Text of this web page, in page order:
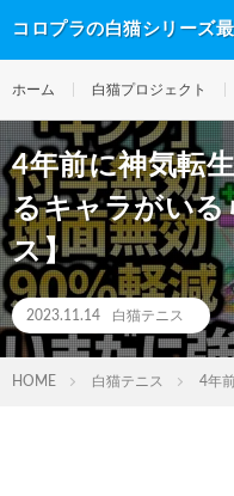
コロプラの白猫シリーズ
ホーム 白猫プロジェクト
4年前に神気転
るキャラがい
ス】
2023.11.14 白猫テニス
HOME 白猫テニス 4年